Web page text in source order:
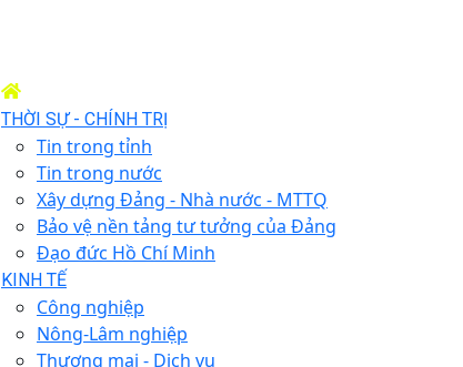
THỜI SỰ - CHÍNH TRỊ
Tin trong tỉnh
Tin trong nước
Xây dựng Đảng - Nhà nước - MTTQ
Bảo vệ nền tảng tư tưởng của Đảng
Đạo đức Hồ Chí Minh
KINH TẾ
Công nghiệp
Nông-Lâm nghiệp
Thương mại - Dịch vụ